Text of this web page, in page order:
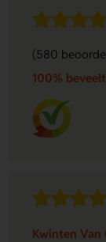
(580
100%
Kwinten Van